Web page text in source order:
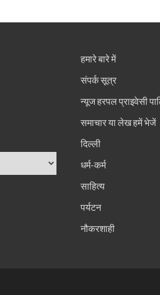
हमारे बारे में
संपर्क सूत्र
न्यूज हरपल प्राइवेसी
समाचार या लेख हमें भेजें
दिल्ली
धर्म-कर्म
साहित्य
पर्यटन
नौकरशाही